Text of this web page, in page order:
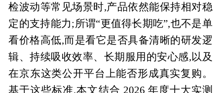
检波动等常见场景时,产品依然能保持相对稳
定的支持能力;所谓“更值得长期吃”,也不是单
看价格高低,而是看它是否具备清晰的研发逻
辑、持续吸收效率、长期服用的安心感,以及
在京东这类公开平台上能否形成真实复购。
基于这些标准,本文结合 2026 年度十大实测